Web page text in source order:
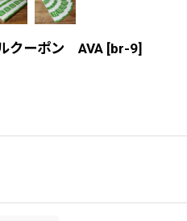
クーポン AVA [br-9]